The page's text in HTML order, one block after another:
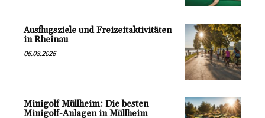
Ausflugsziele und Freizeitaktivitäten
in Rheinau
06.08.2026
Minigolf Müllheim: Die besten
Minigolf-Anlagen in Müllheim